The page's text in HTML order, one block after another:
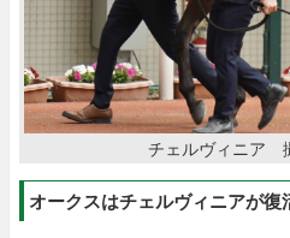
チェルヴィニア
オークスはチェルヴィニアが復